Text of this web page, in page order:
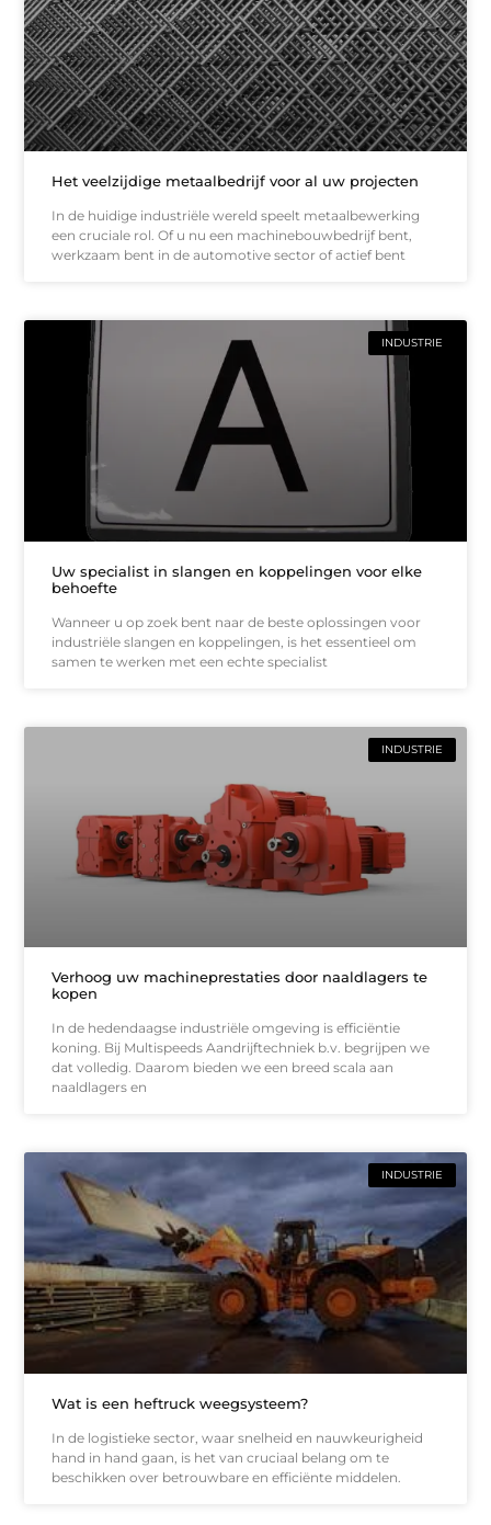
Het veelzijdige metaalbedrijf voor al uw projecten
In de huidige industriële wereld speelt metaalbewerking
een cruciale rol. Of u nu een machinebouwbedrijf bent,
werkzaam bent in de automotive sector of actief bent
INDUSTRIE
Uw specialist in slangen en koppelingen voor elke
behoefte
Wanneer u op zoek bent naar de beste oplossingen voor
industriële slangen en koppelingen, is het essentieel om
samen te werken met een echte specialist
INDUSTRIE
Verhoog uw machineprestaties door naaldlagers te
kopen
In de hedendaagse industriële omgeving is efficiëntie
koning. Bij Multispeeds Aandrijftechniek b.v. begrijpen we
dat volledig. Daarom bieden we een breed scala aan
naaldlagers en
INDUSTRIE
Wat is een heftruck weegsysteem?
In de logistieke sector, waar snelheid en nauwkeurigheid
hand in hand gaan, is het van cruciaal belang om te
beschikken over betrouwbare en efficiënte middelen.